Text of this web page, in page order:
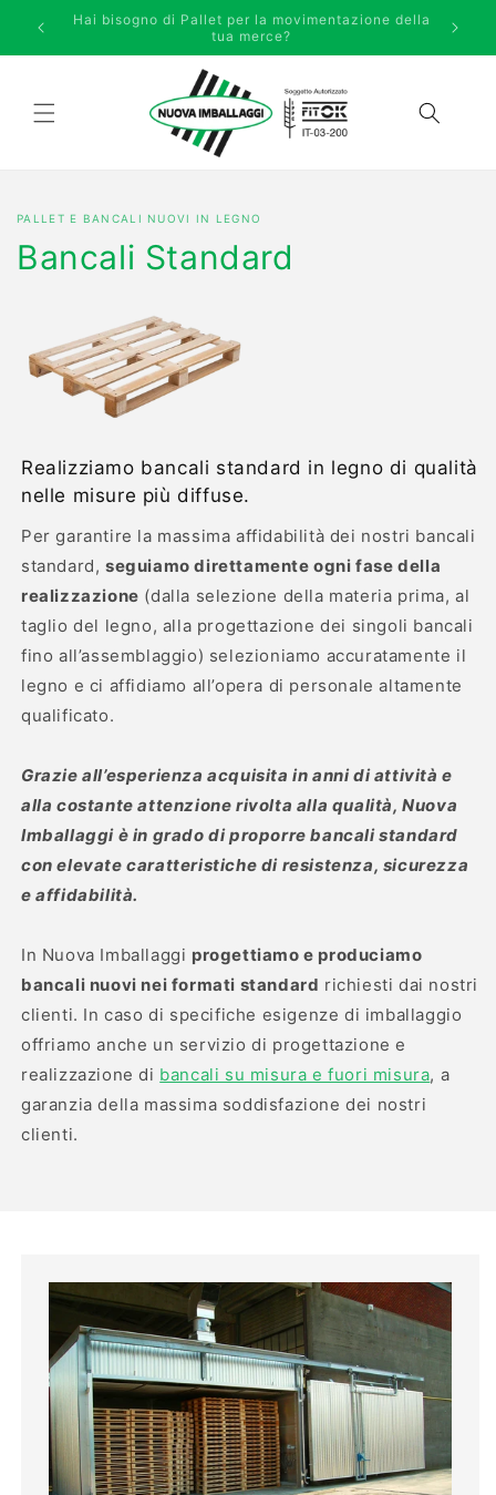
direttamente
della
PRENOTA QUI UNA CONSULENZA GRATUITA O
RICHIEDI SUBITO UN PREVENTIVO
PALLET E BANCALI NUOVI IN LEGNO
Bancali Standard
Realizziamo bancali standard in legno di qualità
nelle misure più diffuse.
Per garantire la massima affidabilità dei nostri bancali
standard, seguiamo direttamente ogni fase della
realizzazione (dalla selezione della materia prima, al
taglio del legno, alla progettazione dei singoli bancali
fino all’assemblaggio) selezioniamo accuratamente il
legno e ci affidiamo all’opera di personale altamente
qualificato.
Grazie all’esperienza acquisita in anni di attività e
alla costante attenzione rivolta alla qualità, Nuova
Imballaggi è in grado di proporre bancali standard
con elevate caratteristiche di resistenza, sicurezza
e affidabilità.
In Nuova Imballaggi progettiamo e produciamo
bancali nuovi nei formati standard richiesti dai nostri
clienti. In caso di specifiche esigenze di imballaggio
offriamo anche un servizio di progettazione e
realizzazione di bancali su misura e fuori misura, a
garanzia della massima soddisfazione dei nostri
clienti.